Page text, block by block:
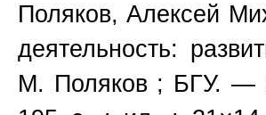
Поляков, Алексей
деятельность:
М. Поляков ; БГУ. —